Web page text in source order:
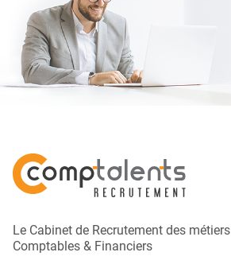
Le Cabinet de Recrutement des métiers
Comptables & Financiers